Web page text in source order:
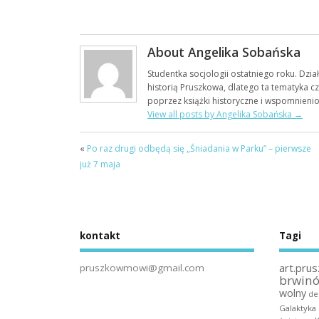
About Angelika Sobańska
Studentka socjologii ostatniego roku.
historią Pruszkowa, dlatego ta tematyka
poprzez książki historyczne i
View all posts by Angelika Sobańska →
« Po raz drugi odbędą się „Śniadania w Parku” – pierwsze
już 7 maja
kontakt
pruszkowmowi@gmail.com
Tagi
wolny